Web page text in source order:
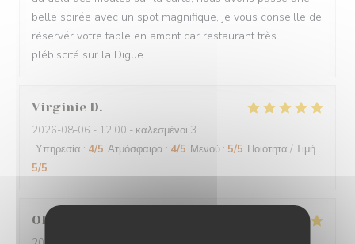
belle soirée avec un spot magnifique, je vous conseille de
réservér votre table en amont car restaurant très
plébiscité sur la Digue.
Virginie D
2026-08-06 - 12:00 - καλεσμένοι 3
Υπηρεσία : 4/5 Ατμόσφαιρα : 4/5 Μενού : 5/5 Ποιότητα / Τιμή :
5/5
Olivier